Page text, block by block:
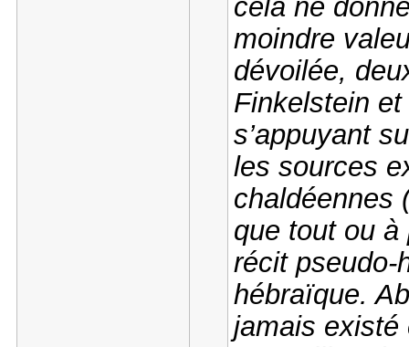
cela ne
moindre
dévoilée,
Finkelstein
s’appuyant
les sources
chaldéennes
que tout ou
récit pseudo-
hébraïque.
jamais existé